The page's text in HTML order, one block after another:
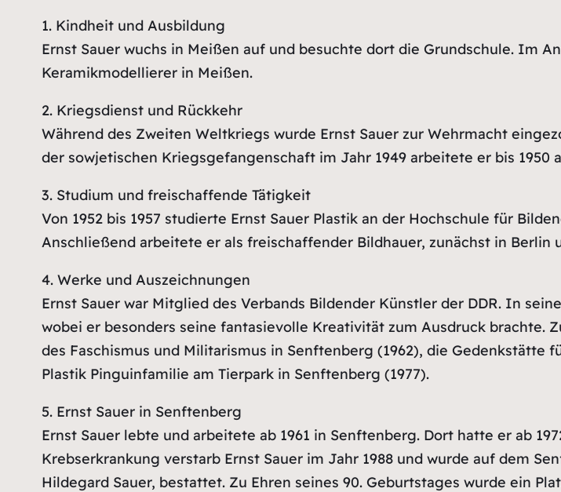
1. Kindheit und Ausbildung
Ernst Sauer wuchs in Meißen auf und besuchte dort die Grundschule. Im
Keramikmodellierer in Meißen.
2. Kriegsdienst und Rückkehr
Während des Zweiten Weltkriegs wurde Ernst Sauer zur Wehrmacht
der sowjetischen Kriegsgefangenschaft im Jahr 1949 arbeitete er bis 1950
3. Studium und freischaffende Tätigkeit
Von 1952 bis 1957 studierte Ernst Sauer Plastik an der Hochschule für
Anschließend arbeitete er als freischaffender Bildhauer, zunächst in Berlin
4. Werke und Auszeichnungen
Ernst Sauer war Mitglied des Verbands Bildender Künstler der DDR. In
wobei er besonders seine fantasievolle Kreativität zum Ausdruck brachte.
des Faschismus und Militarismus in Senftenberg (1962), die Gedenkstätte
Plastik Pinguinfamilie am Tierpark in Senftenberg (1977).
5. Ernst Sauer in Senftenberg
Ernst Sauer lebte und arbeitete ab 1961 in Senftenberg. Dort hatte er ab
Krebserkrankung verstarb Ernst Sauer im Jahr 1988 und wurde auf dem
Hildegard Sauer, bestattet. Zu Ehren seines 90. Geburtstages wurde ein